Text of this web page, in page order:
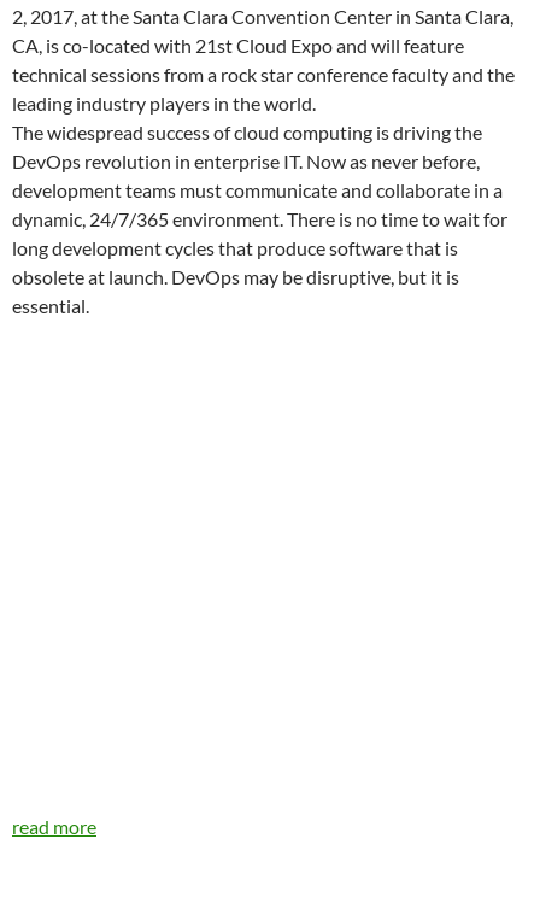
2, 2017, at the Santa Clara Convention Center in Santa Clara,
CA, is co-located with 21st Cloud Expo and will feature
technical sessions from a rock star conference faculty and the
leading industry players in the world.
The widespread success of cloud computing is driving the
DevOps revolution in enterprise IT. Now as never before,
development teams must communicate and collaborate in a
dynamic, 24/7/365 environment. There is no time to wait for
long development cycles that produce software that is
obsolete at launch. DevOps may be disruptive, but it is
essential.
read more